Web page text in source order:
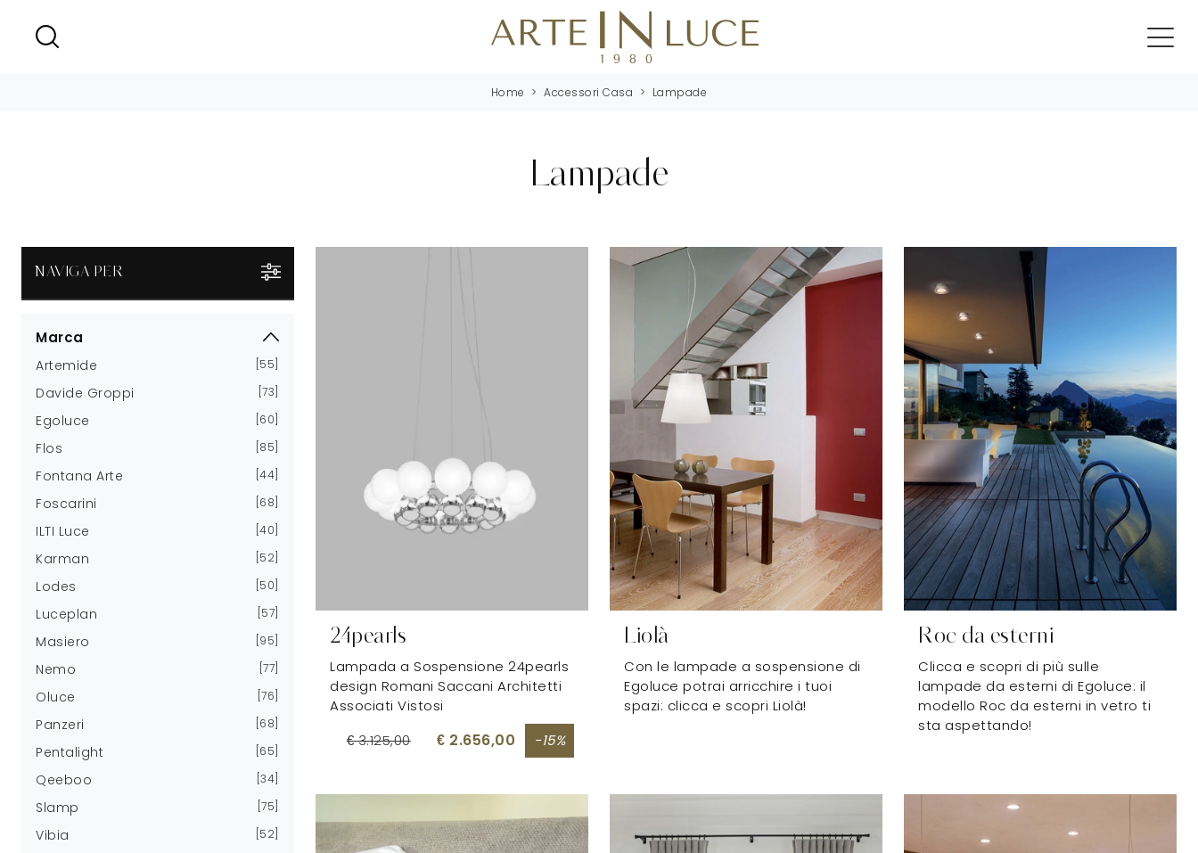
Home > Accessori Casa > Lampade
Lampade
NAVIGA PER
Marca
Artemide 55
Davide Groppi 73
Egoluce 60
Flos 85
Fontana Arte 44
Foscarini 68
ILTI Luce 40
Karman 52
Lodes 50
Luceplan 57
Masiero 95
Nemo 77
Oluce 76
Panzeri 68
Pentalight 65
Qeeboo 34
Slamp 75
Vibia 52
24pearls
Lampada a Sospensione 24pearls
design Romani Saccani Architetti
Associati Vistosi
€ 3.125,00
€ 2.656,00 -15%
Liolà
Con le lampade a sospensione di
Egoluce potrai arricchire i tuoi
spazi: clicca e scopri Liolà!
Roc da esterni
Clicca e scopri di più sulle
lampade da esterni di Egoluce: il
modello Roc da esterni in vetro ti
sta aspettando!